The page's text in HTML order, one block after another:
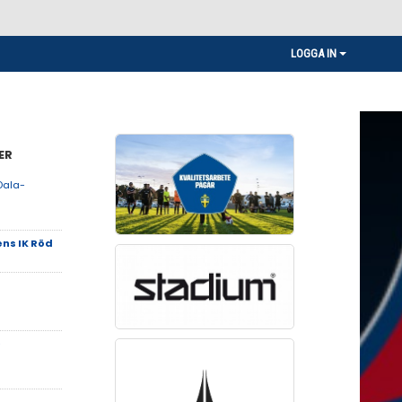
LOGGA IN
IK Röd